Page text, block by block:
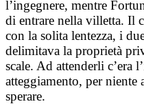
l’ingegnere, mentre
di entrare nella villetta. Il
con la solita lentezza, i
delimitava la proprietà
scale. Ad attenderli c’era
atteggiamento, per niente
sperare.